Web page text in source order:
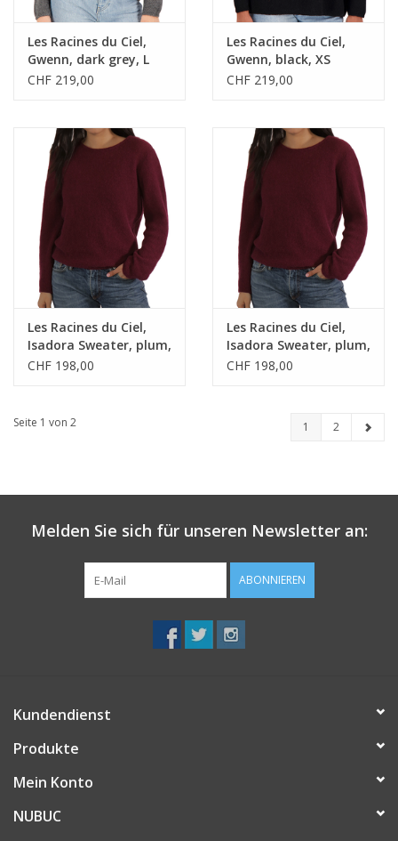
Les Racines du Ciel,
Gwenn, dark grey, L
CHF 219,00
Les Racines du Ciel,
Gwenn, black, XS
CHF 219,00
Les Racines du Ciel,
Isadora Sweater, plum,
S
CHF 198,00
Les Racines du Ciel,
Isadora Sweater, plum,
L
CHF 198,00
Seite 1 von 2 1 2
Melden Sie sich für unseren Newsletter an:
ABONNIEREN
Kundendienst
Produkte
Mein Konto
NUBUC